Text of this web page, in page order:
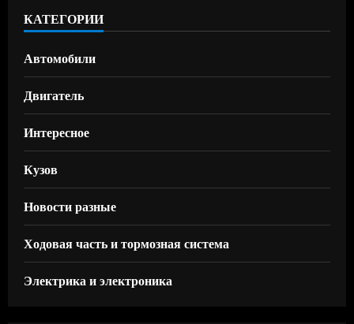
КАТЕГОРИИ
Автомобили
Двигатель
Интересное
Кузов
Новости разные
Ходовая часть и тормозная система
Электрика и электроника